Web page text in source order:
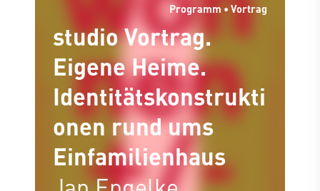
Programm • Vortrag
studio Vortrag.
Eigene Heime.
Identitätskonstrukti
onen rund ums
Einfamilienhaus